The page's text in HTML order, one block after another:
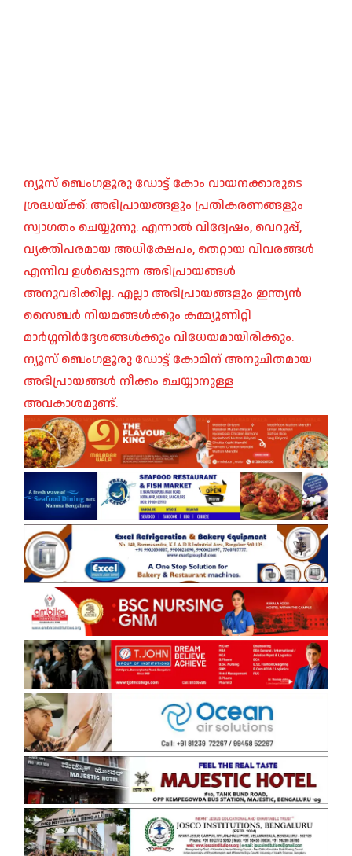
ന്യൂസ് ബെംഗളൂരു ഡോട്ട് കോം വായനക്കാരുടെ
ശ്രദ്ധയ്ക്ക്: അഭിപ്രായങ്ങളും പ്രതികരണങ്ങളും
സ്വാഗതം ചെയ്യുന്നു. എന്നാൽ വിദ്വേഷം, വെറുപ്പ്,
വ്യക്തിപരമായ അധിക്ഷേപം, തെറ്റായ വിവരങ്ങൾ
എന്നിവ ഉൾപ്പെടുന്ന അഭിപ്രായങ്ങൾ
അനുവദിക്കില്ല. എല്ലാ അഭിപ്രായങ്ങളും ഇന്ത്യൻ
സൈബർ നിയമങ്ങൾക്കും കമ്മ്യൂണിറ്റി
മാർഗ്ഗനിർദ്ദേശങ്ങൾക്കും വിധേയമായിരിക്കും.
ന്യൂസ് ബെംഗളൂരു ഡോട്ട് കോമിന് അനുചിതമായ
അഭിപ്രായങ്ങൾ നീക്കം ചെയ്യാനുള്ള
അവകാശമുണ്ട്.